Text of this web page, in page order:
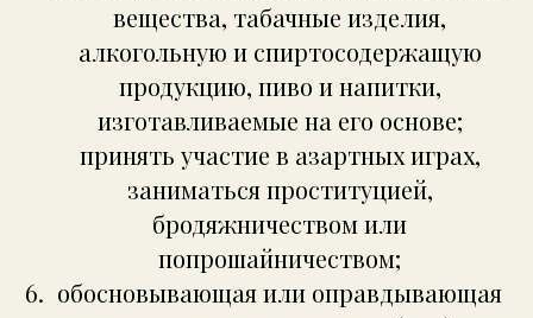
вещества, табачные изделия,
алкогольную и спиртосодержащую
продукцию, пиво и напитки,
изготавливаемые на его основе;
принять участие в азартных играх,
заниматься проституцией,
бродяжничеством или
попрошайничеством;
обосновывающая или оправдывающая